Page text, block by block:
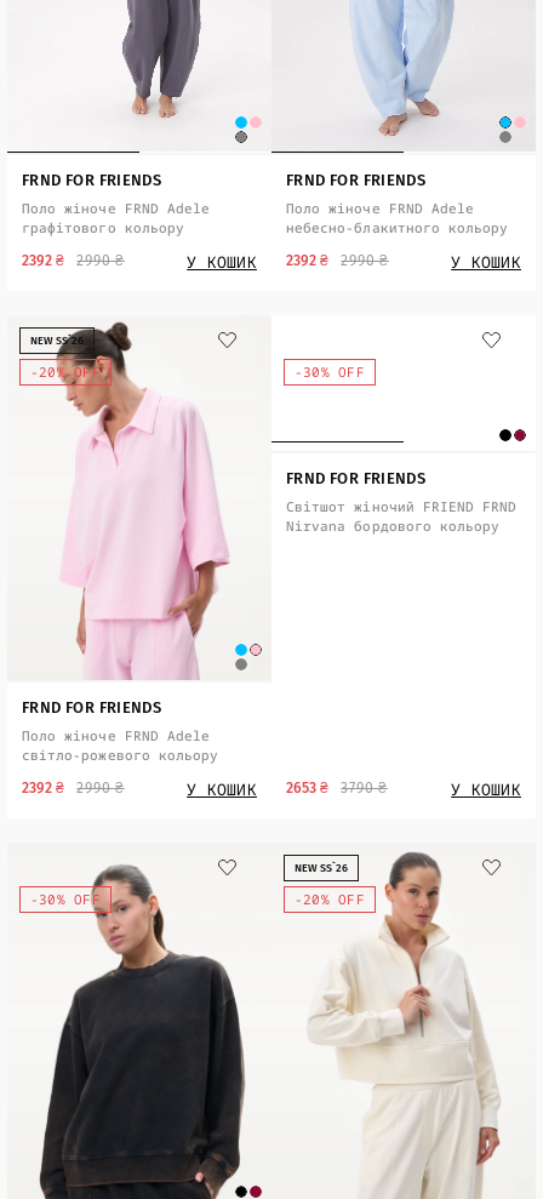
FRND FOR FRIENDS
Поло жіноче FRND Adele
графітового кольору
2990 ₴
2392 ₴ У КОШИК
FRND FOR FRIENDS
Поло жіноче FRND Adele
небесно-блакитного кольору
2990 ₴
2392 ₴ У КОШИК
-20% OFF
NEW SS`26
FRND FOR FRIENDS
Поло жіноче FRND Adele
світло-рожевого кольору
2990 ₴
2392 ₴ У КОШИК
-30% OFF
FRND FOR FRIENDS
Світшот жіночий FRIEND FRND
Nirvana бордового кольору
3790 ₴
2653 ₴ У КОШИК
-30% OFF -20% OFF
NEW SS`26